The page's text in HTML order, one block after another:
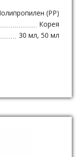
(PP)
Корея
30 мл, 50 мл